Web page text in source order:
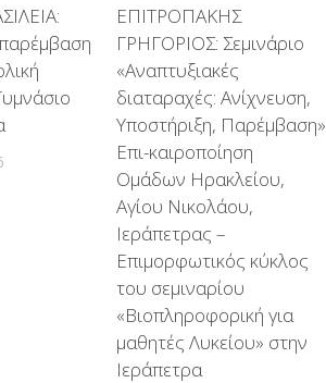
ΕΠΙΤΡΟΠΑΚΗΣ
ΓΡΗΓΟΡΙΟΣ: Σεμινάριο
«Αναπτυξιακές
διαταραχές: Ανίχνευση,
Υποστήριξη, Παρέμβαση»
Επι-καιροποίηση
Ομάδων Ηρακλείου,
Αγίου Νικολάου,
Ιεράπετρας –
Επιμορφωτικός κύκλος
του σεμιναρίου
«Βιοπληροφορική για
μαθητές Λυκείου» στην
Ιεράπετρα